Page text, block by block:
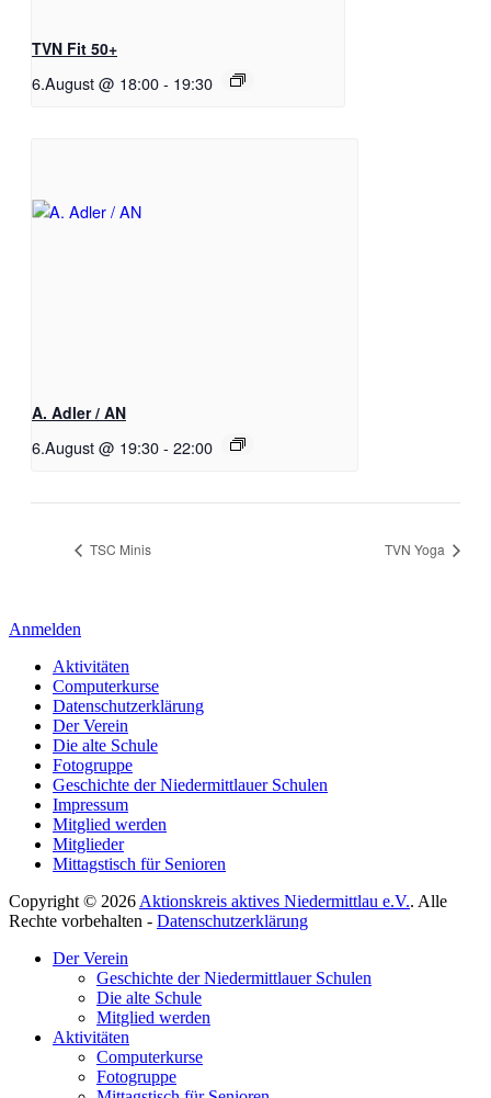
TVN Fit 50+
6.August @ 18:00- 19:30
A. Adler / AN
6.August @ 19:30- 22:00
TSC Minis TVN Yoga
Anmelden
Aktivitäten
Computerkurse
Datenschutzerklärung
Der Verein
Die alte Schule
Fotogruppe
Geschichte der Niedermittlauer Schulen
Impressum
Mitglied werden
Mitglieder
Mittagstisch für Senioren
Copyright © 2026 Aktionskreis aktives Niedermittlau e.V.. Alle
Rechte vorbehalten - Datenschutzerklärung
scrollenDer Verein
Geschichte der Niedermittlauer Schulen
Die alte Schule
Mitglied werden
Aktivitäten
Computerkurse
Fotogruppe